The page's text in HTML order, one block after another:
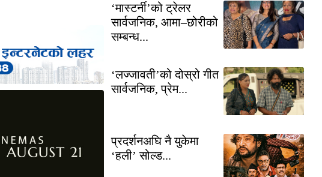
‘मास्टर्नी’को ट्रेलर
सार्वजनिक, आमा–छोरीको
सम्बन्ध...
‘लज्जावती’को दोस्रो गीत
सार्वजनिक, प्रेम...
प्रदर्शनअघि नै युकेमा
‘हली’ सोल्ड...